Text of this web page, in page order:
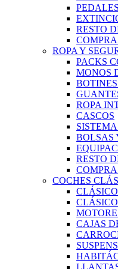
PEDALES
RESTO
ROPA Y
PACKS
MONOS
ROPA
CASCOS
BOLSAS
RESTO
COCHES
CAJAS